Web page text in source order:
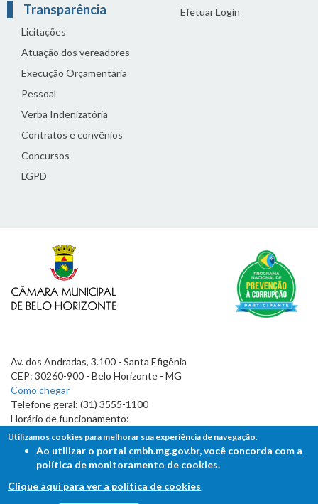
Transparência
Licitações
Atuação dos vereadores
Execução Orçamentária
Pessoal
Verba Indenizatória
Contratos e convênios
Concursos
LGPD
Efetuar Login
Av. dos Andradas, 3.100 - Santa Efigênia
CEP: 30260-900 - Belo Horizonte - MG
Como chegar
Telefone geral: (31) 3555-1100
Horário de funcionamento:
7h às 19h
Utilizamos cookies para melhorar sua experiência de navegação.
Ao utilizar o portal cmbh.mg.gov.br, você concorda com a
política de monitoramento de cookies.
Clique aqui para ver a política de cookies